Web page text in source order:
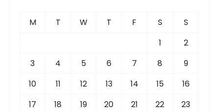
M T W T F S
S
1
2
3
4 5 6 7 8
9
10
11 12 13 14 15
16
17
18 19 20 21 22
23